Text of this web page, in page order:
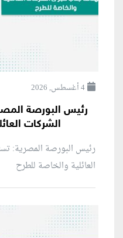
4 أغسطس, 2026
رئيس البورصة
الشركات
رئيس البورصة المصرية:
العائلية والخاصة للطرح